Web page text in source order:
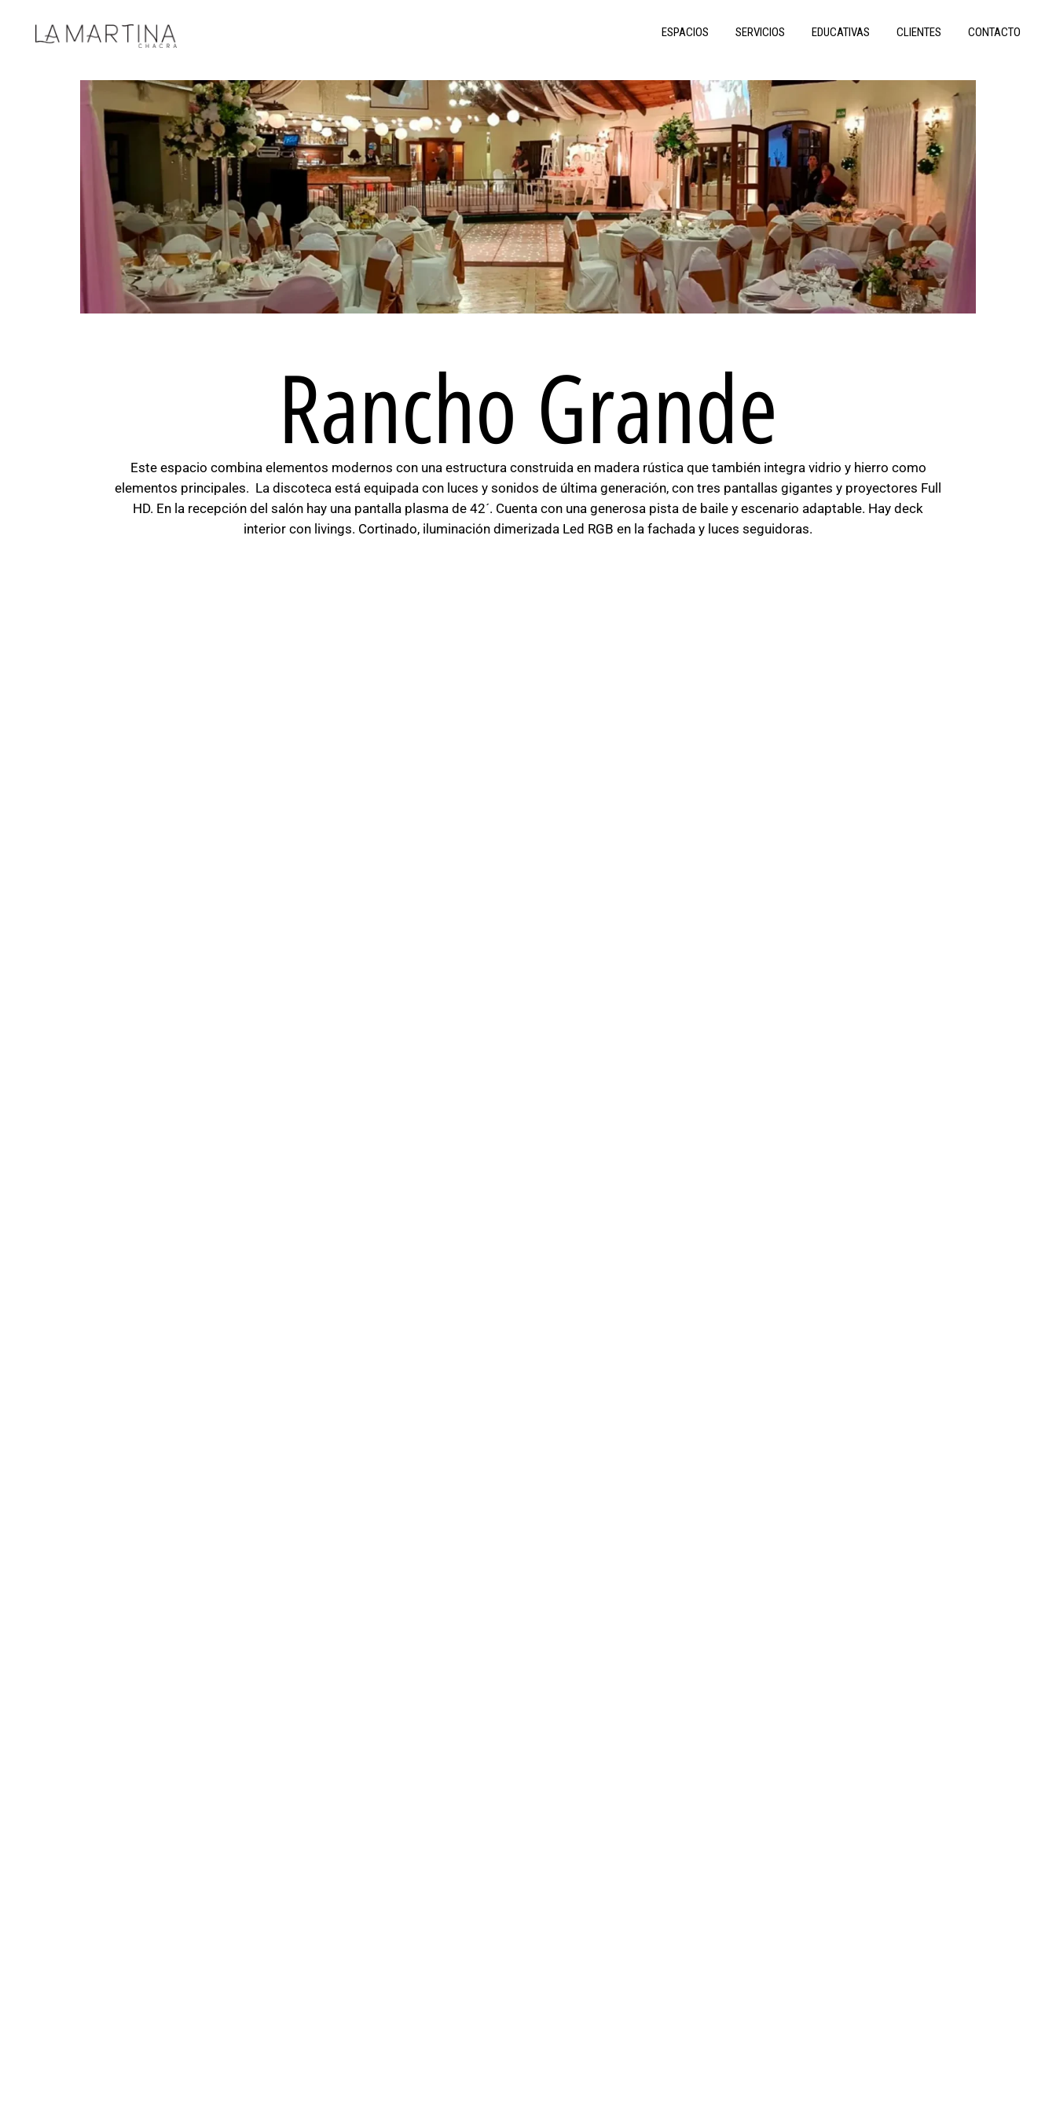
ESPACIOS SERVICIOS EDUCATIVAS CLIENTES CONTACTO
Rancho Grande
Este espacio combina elementos modernos con una estructura construida en madera rústica que también integra vidrio y hierro como
elementos principales. La discoteca está equipada con luces y sonidos de última generación, con tres pantallas gigantes y proyectores Full
HD. En la recepción del salón hay una pantalla plasma de 42´. Cuenta con una generosa pista de baile y escenario adaptable. Hay deck
interior con livings. Cortinado, iluminación dimerizada Led RGB en la fachada y luces seguidoras.